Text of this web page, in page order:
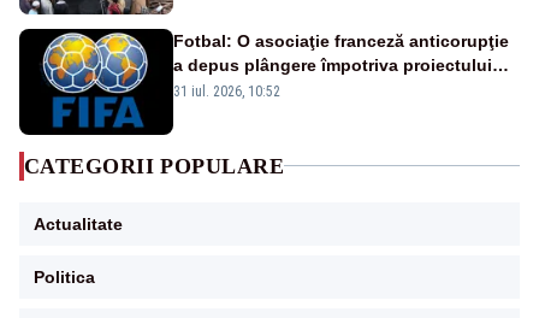
Fotbal: O asociaţie franceză anticorupţie
a depus plângere împotriva proiectului
FIFA
31 iul. 2026, 10:52
CATEGORII POPULARE
Actualitate
Politica